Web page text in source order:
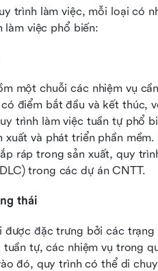
trình làm việc, mỗi loại có
làm việc phổ biến:
một chuỗi các nhiệm vụ
điểm bắt đầu và kết thúc,
trình làm việc tuần tự phổ
xuất và phát triển phần
ráp trong sản xuất, quy
trong các dự án CNTT.
thái
đặc trưng bởi các
tự, các nhiệm vụ trong
đó, quy trình có thể di